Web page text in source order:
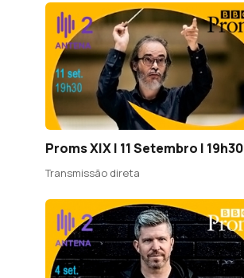
Proms XIX | 11 Setembro | 19h30
Transmissão direta